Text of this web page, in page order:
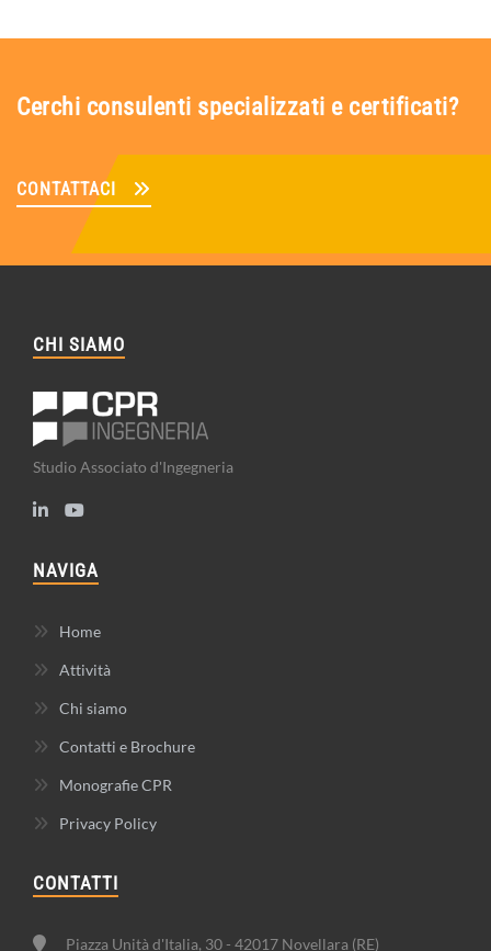
Cerchi consulenti specializzati e certificati?
CONTATTACI
CHI SIAMO
Studio Associato d'Ingegneria
NAVIGA
Home
Attività
Chi siamo
Contatti e Brochure
Monografie CPR
Privacy Policy
CONTATTI
Piazza Unità d'Italia, 30 - 42017 Novellara (RE)